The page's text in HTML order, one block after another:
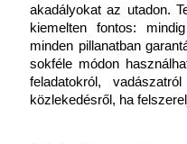
akadályokat az utadon.
kiemelten fontos:
minden pillanatban
sokféle módon
feladatokról,
közlekedésről, ha